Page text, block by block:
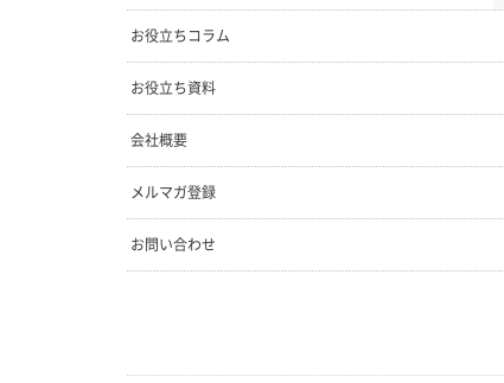
お役立ちコラム
お役立ち資料
会社概要
メルマガ登録
お問い合わせ